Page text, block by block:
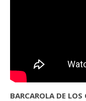
BARCAROLA DE